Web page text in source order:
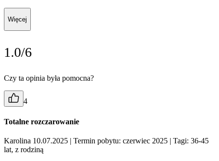
Więcej
1.0/6
Czy ta opinia była pomocna?
4
Totalne rozczarowanie
Karolina 10.07.2025 | Termin pobytu: czerwiec 2025 | Tagi: 36-45
lat, z rodziną